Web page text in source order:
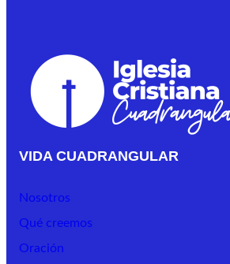
VIDA CUADRANGULAR
Nosotros
Qué creemos
Oración